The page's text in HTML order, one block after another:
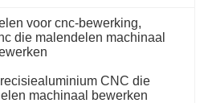
voor cnc-bewerking,
die malendelen machinaal
CNC die
machinaal bewerken